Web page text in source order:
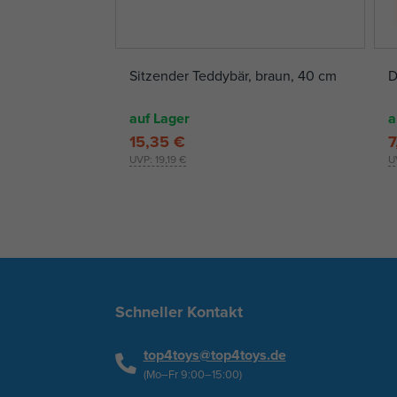
Sitzender Teddybär, braun, 40 cm
auf Lager
UVP: 19,19 €
15,35 €
Schneller Kontakt
top4toys@top4toys.de
(Mo–Fr 9:00–15:00)